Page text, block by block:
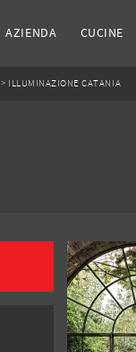
AZIENDA CUCINE
> ILLUMINAZIONE CATANIA